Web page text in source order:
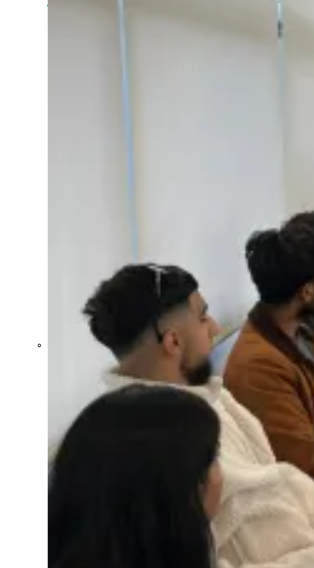
Uruguay XXI
recibirá apoyo
del BID para
impulsar las
exportaciones y